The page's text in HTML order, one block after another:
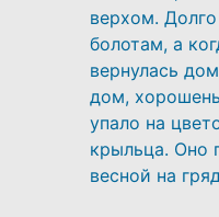
верхом.
болотам, а
вернулась
дом,
упало на
крыльца. Оно
весной на